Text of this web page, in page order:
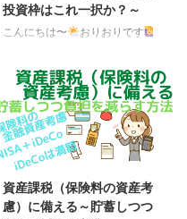
投資枠はこれ一択か？～
こんにちは〜
おりおりです
日、信託報酬0.11％の
NASDAQ100が登場したとの衝撃
のニュースが出ました。 厳密に
は、以前からあった iFreeETF
NASDAQ100（為替ヘッジなし）
（銘柄コード：2840）と、同為
替ヘッジあり（銘柄コード：
2841）の信託報酬が2024年12月
4日より、0.22 → 0.11％（税込）
資産課税（保険料の資産考
慮）に備える～貯蓄しつつ